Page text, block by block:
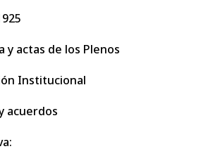
y actas de los Plenos
Institucional
acuerdos